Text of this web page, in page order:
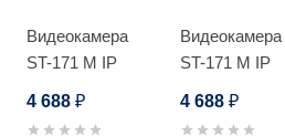
Видеокамера
ST-171 M IP
4 688 ₽
Видеокамера
ST-171 M IP
4 688₽